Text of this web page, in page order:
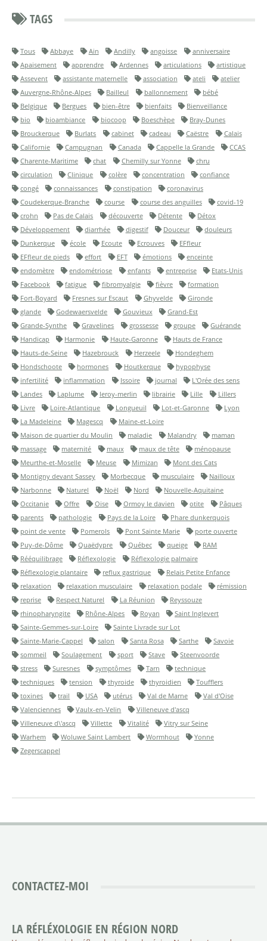
TAGS
Tous Abbaye Ain Andilly angoisse
anniversaire
Apaisement
apprendre Ardennes articulations
artistique
Assevent
assistante maternelle association ateli
atelier
Auvergne-Rhône-Alpes
Bailleul ballonnement
bébé
Belgique
Bergues bien-être bienfaits
Bienveillance
bio
bioambiance biocoop Boeschèpe
Bray-Dunes
Brouckerque
Burlats cabinet cadeau Caëstre
Calais
Californie
Campugnan Canada Cappelle la Grande
CCAS
Charente-Maritime
chat Chemilly sur Yonne
chru
circulation
Clinique colère concentration
confiance
congé
connaissances constipation
coronavirus
Coudekerque-Branche
course course des anguilles
covid-19
crohn
Pas de Calais découverte Détente
Détox
Développement
diarrhée digestif Douceur
douleurs
Dunkerque
école Ecoute Ecrouves
EFfleur
EFfleur de pieds
effort EFT émotions
enceinte
endomètre
endométriose enfants entreprise
Etats-Unis
Facebook
fatigue fibromyalgie fièvre
formation
Fort-Boyard
Fresnes sur Escaut Ghyvelde
Gironde
glande
Godewaersvelde Gouvieux
Grand-Est
Grande-Synthe
Gravelines grossesse groupe
Guérande
Handicap
Harmonie Haute-Garonne
Hauts de France
Hauts-de-Seine
Hazebrouck Herzeele
Hondeghem
Hondschoote
hormones Houtkerque
hypophyse
infertilité
inflammation Issoire journal
L'Orée des sens
Landes
Laplume leroy-merlin librairie Lille
Lillers
Livre
Loire-Atlantique Longueuil Lot-et-Garonne
Lyon
La Madeleine
Magescq
Maine-et-Loire
Maison de quartier du Moulin
maladie Malandry
maman
massage
maternité maux maux de tête
ménopause
Meurthe-et-Moselle
Meuse Mimizan
Mont des Cats
Montigny devant Sassey
Morbecque musculaire
Nailloux
Narbonne
Naturel Noël Nord
Nouvelle-Aquitaine
Occitanie
Offre Oise Ormoy le davien otite
Pâques
parents
pathologie Pays de la Loire
Phare dunkerquois
point de vente
Pomerols Pont Sainte Marie
porte ouverte
Puy-de-Dôme
Quaëdypre Québec queige
RAM
Rééquilibrage
Réflexologie
Réflexologie palmaire
Réflexologie plantaire
reflux gastrique
Relais Petite Enfance
relaxation
relaxation musculaire relaxation podale
rémission
reprise
Respect Naturel La Réunion
Reyssouze
rhinopharyngite
Rhône-Alpes Royan
Saint Inglevert
Sainte-Gemmes-sur-Loire
Sainte Livrade sur Lot
Sainte-Marie-Cappel
salon Santa Rosa Sarthe
Savoie
sommeil
Soulagement sport Stave
Steenvoorde
stress
Suresnes symptômes Tarn
technique
techniques
tension thyroide thyroidien
Toufflers
toxines
trail USA utérus Val de Marne
Val d'Oise
Valenciennes
Vaulx-en-Velin
Villeneuve d'ascq
Villeneuve d\'ascq
Villette Vitalité
Vitry sur Seine
Warhem
Woluwe Saint Lambert Wormhout
Yonne
Zegerscappel
CONTACTEZ-MOI
LA RÉFLÉXOLOGIE EN RÉGION NORD